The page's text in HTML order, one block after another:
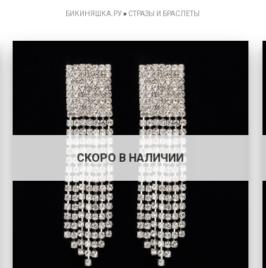
БИКИНЯШКА.РУ» СТРАЗЫ И БРАСЛЕТЫ
СКОРО В НАЛИЧИИ